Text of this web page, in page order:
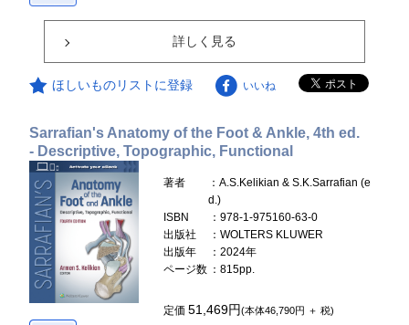
詳しく見る
ほしいものリストに登録 いいね
Sarrafian's Anatomy of the Foot & Ankle, 4th ed.
- Descriptive, Topographic, Functional
著者
：A.S.Kelikian & S.K.Sarrafian (e
d.)
ISBN
：978-1-975160-63-0
出版社
：WOLTERS KLUWER
出版年
：2024年
ページ数 ：815pp.
定価51,469円(本体46,790円 ＋ 税)